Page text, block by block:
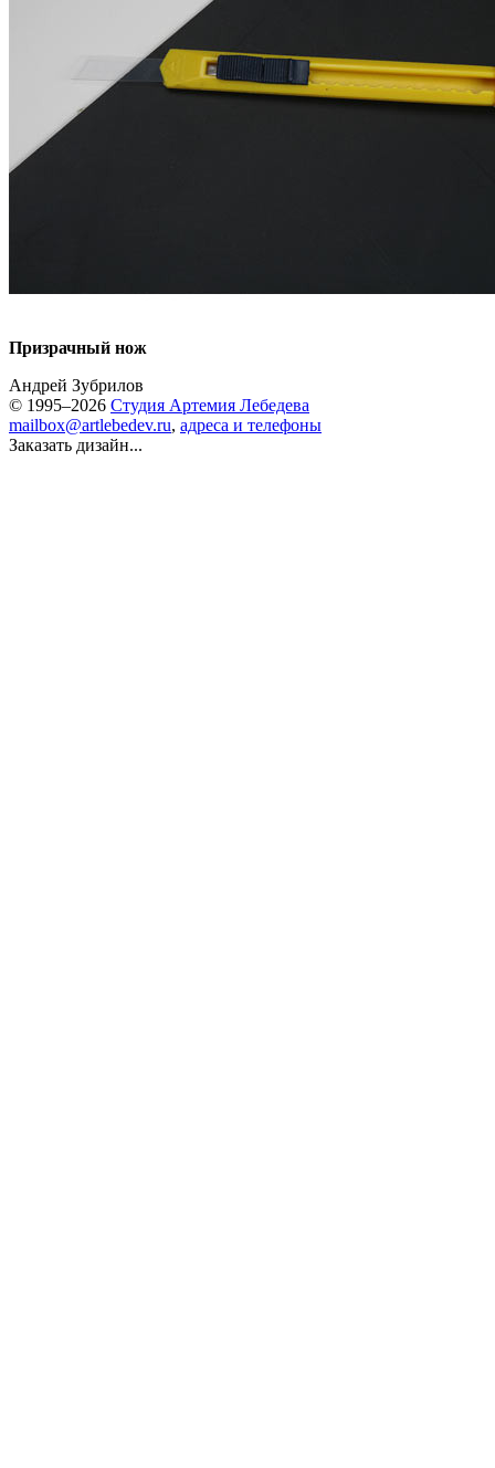
Призрачный нож
Андрей Зубрилов
© 1995–2026 Студия Артемия Лебедева
mailbox@artlebedev.ru, адреса и телефоны
Заказать дизайн...